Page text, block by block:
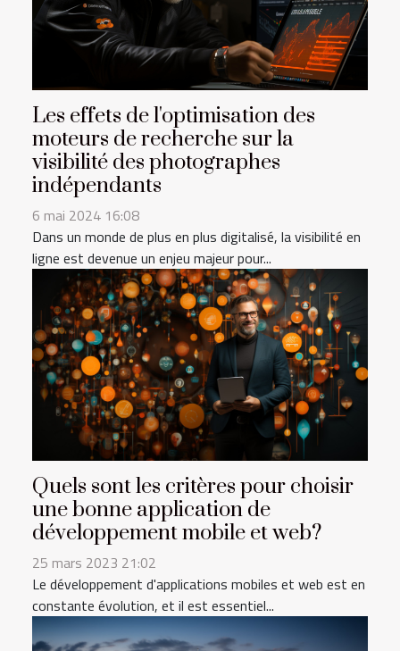
Les effets de l'optimisation des
moteurs de recherche sur la
visibilité des photographes
indépendants
6 mai 2024 16:08
Dans un monde de plus en plus digitalisé, la visibilité en
ligne est devenue un enjeu majeur pour...
Quels sont les critères pour choisir
une bonne application de
développement mobile et web?
25 mars 2023 21:02
Le développement d'applications mobiles et web est en
constante évolution, et il est essentiel...